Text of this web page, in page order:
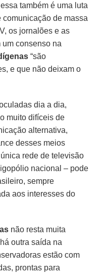
também é uma luta
de massa
os jornalões e as
um consenso na
“são
e que não deixam o
dia a dia,
muito difíceis de
alternativa,
desses meios
rede de televisão
nacional – pode
sempre
aos interesses do
não resta muita
outra saída na
estão com
prontas para